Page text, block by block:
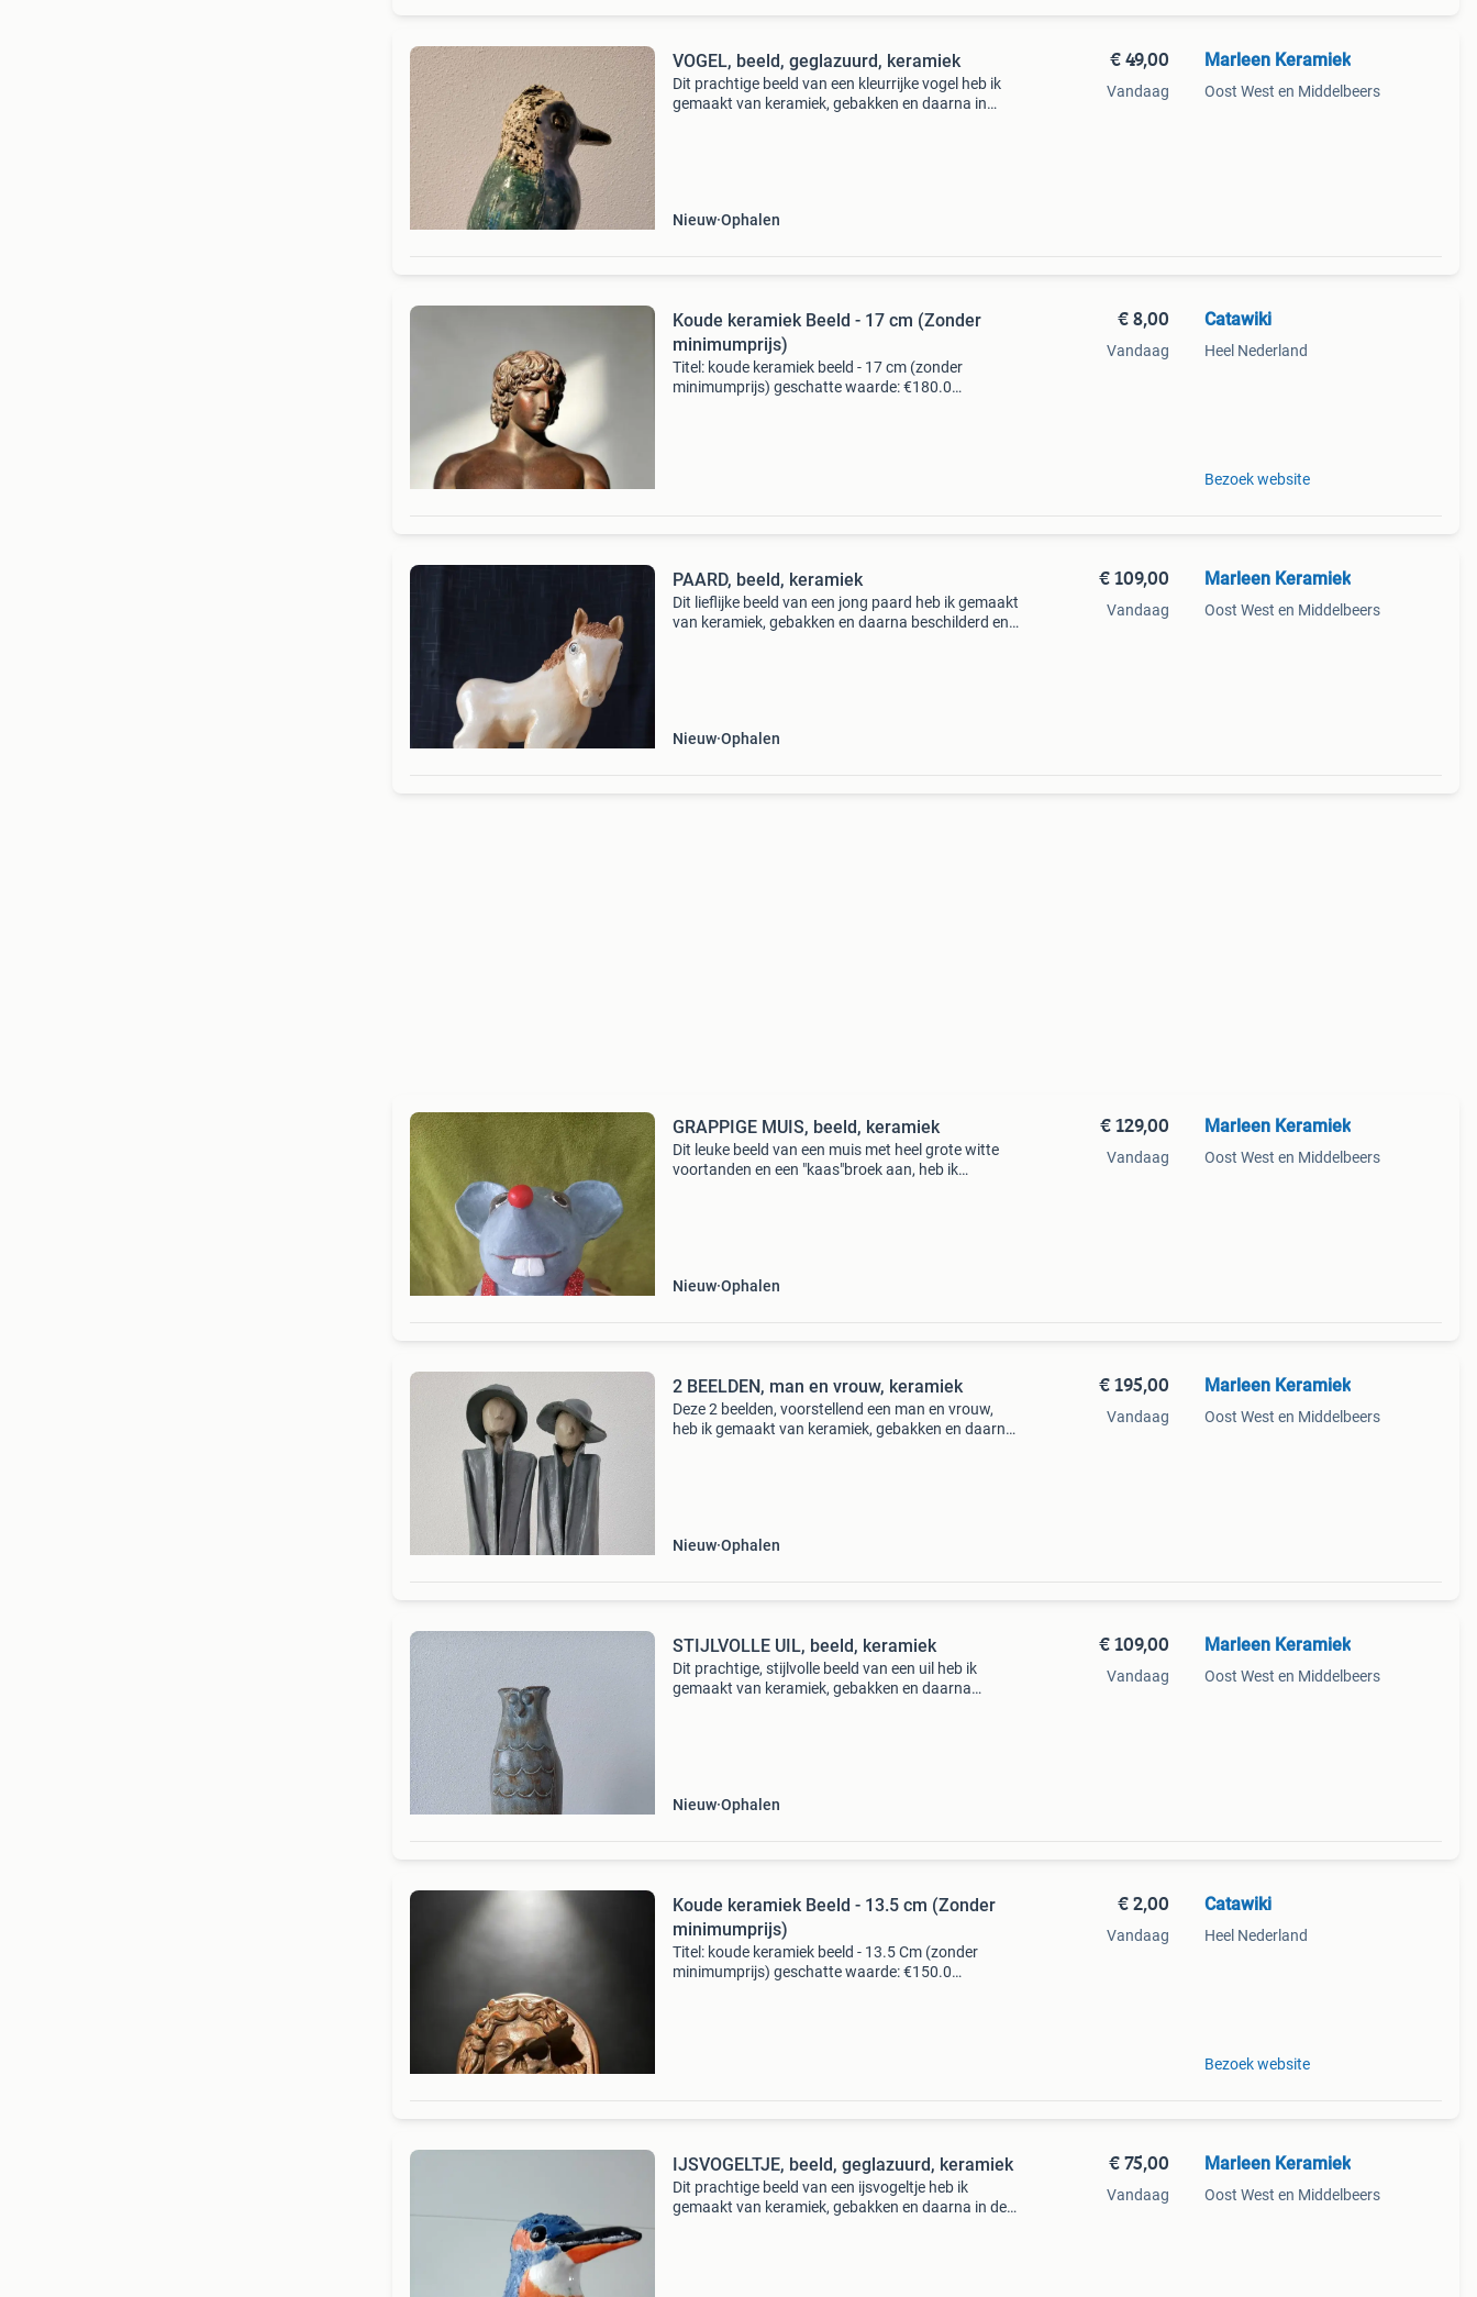
VOGEL, beeld, geglazuurd, keramiek
Dit prachtige beeld van een kleurrijke vogel heb ik
gemaakt van keramiek, gebakken en daarna in
Nieuw Ophalen
€ 49,00
Vandaag
Marleen Keramiek
Oost West en Middelbeers
Koude keramiek Beeld - 17 cm (Zonder
minimumprijs)
Titel: koude keramiek beeld - 17 cm (zonder
minimumprijs) geschatte waarde: €180.0
€ 8,00
Vandaag
Catawiki
Heel Nederland
Bezoek website
PAARD, beeld, keramiek
Dit lieflijke beeld van een jong paard heb ik gemaakt
van keramiek, gebakken en daarna beschilderd en
Nieuw Ophalen
€ 109,00
Vandaag
Marleen Keramiek
Oost West en Middelbeers
GRAPPIGE MUIS, beeld, keramiek
Dit leuke beeld van een muis met heel grote witte
voortanden en een "kaas"broek aan, heb ik
Nieuw Ophalen
€ 129,00
Vandaag
Marleen Keramiek
Oost West en Middelbeers
2 BEELDEN, man en vrouw, keramiek
Deze 2 beelden, voorstellend een man en vrouw,
heb ik gemaakt van keramiek, gebakken en daarna
Nieuw Ophalen
€ 195,00
Vandaag
Marleen Keramiek
Oost West en Middelbeers
STIJLVOLLE UIL, beeld, keramiek
Dit prachtige, stijlvolle beeld van een uil heb ik
gemaakt van keramiek, gebakken en daarna
Nieuw Ophalen
€ 109,00
Vandaag
Marleen Keramiek
Oost West en Middelbeers
Koude keramiek Beeld - 13.5 cm (Zonder
minimumprijs)
Titel: koude keramiek beeld - 13.5 Cm (zonder
minimumprijs) geschatte waarde: €150.0
€ 2,00
Vandaag
Catawiki
Heel Nederland
Bezoek website
IJSVOGELTJE, beeld, geglazuurd, keramiek
Dit prachtige beeld van een ijsvogeltje heb ik
gemaakt van keramiek, gebakken en daarna in de
€ 75,00
Vandaag
Marleen Keramiek
Oost West en Middelbeers